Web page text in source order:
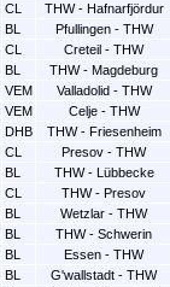
CL THW - Hafnarfjördur
BL Pfullingen - THW
CL Creteil - THW
BL THW - Magdeburg
VEM Valladolid - THW
VEM Celje - THW
DHB THW - Friesenheim
CL Presov - THW
BL THW - Lübbecke
CL THW - Presov
BL Wetzlar - THW
BL THW - Schwerin
BL Essen - THW
BL G'wallstadt - THW